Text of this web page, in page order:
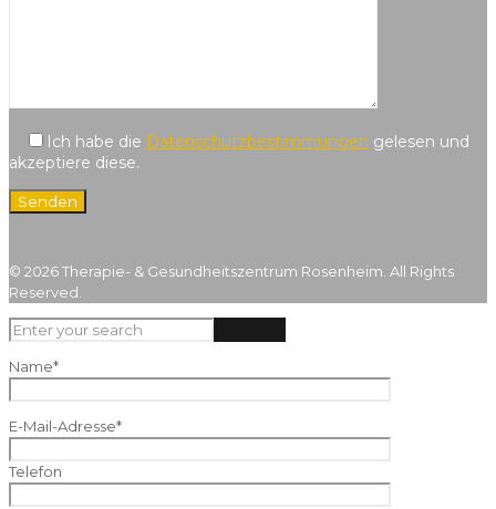
Ich habe die Datenschutzbestimmungen gelesen und
akzeptiere diese.
© 2026 Therapie- & Gesundheitszentrum Rosenheim. All Rights
Reserved.
Name*
E-Mail-Adresse*
Telefon